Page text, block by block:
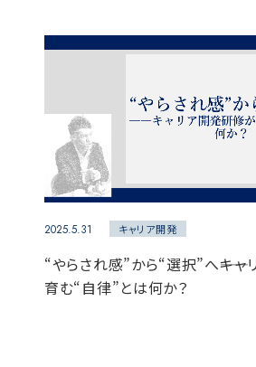
2025.5.31 キャリア開発
“やらされ感”から“選択”へ――キ
育む“自律”とは何か？